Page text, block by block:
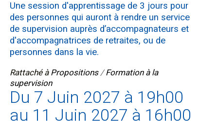
Une session d'apprentissage de 3 jours pour
des personnes qui auront à rendre un service
de supervision auprès d’accompagnateurs et
d'accompagnatrices de retraites, ou de
personnes dans la vie.
Rattaché à Propositions /Formation à la
supervision
Du 7 Juin 2027 à 19h00
au 11 Juin 2027 à 16h00